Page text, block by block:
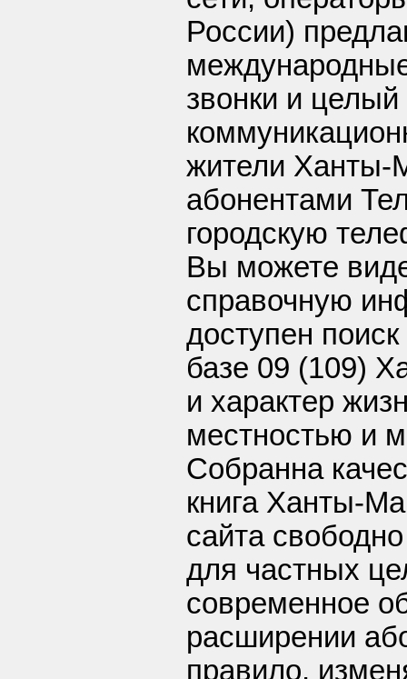
России)
звонки и
жители Ханты-
абонентами
городскую
Вы можете
справочную
доступен
базе 09 (109)
и характер
местностью и
Собранна
книга Ханты-
сайта
для частных
современное
расширении
правило,